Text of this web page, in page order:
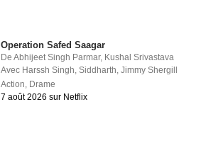
Operation Safed Saagar
DeAbhijeet Singh Parmar, Kushal Srivastava
Avec Harssh Singh,Siddharth,Jimmy Shergill
Action, Drame
7 août 2026 sur Netflix